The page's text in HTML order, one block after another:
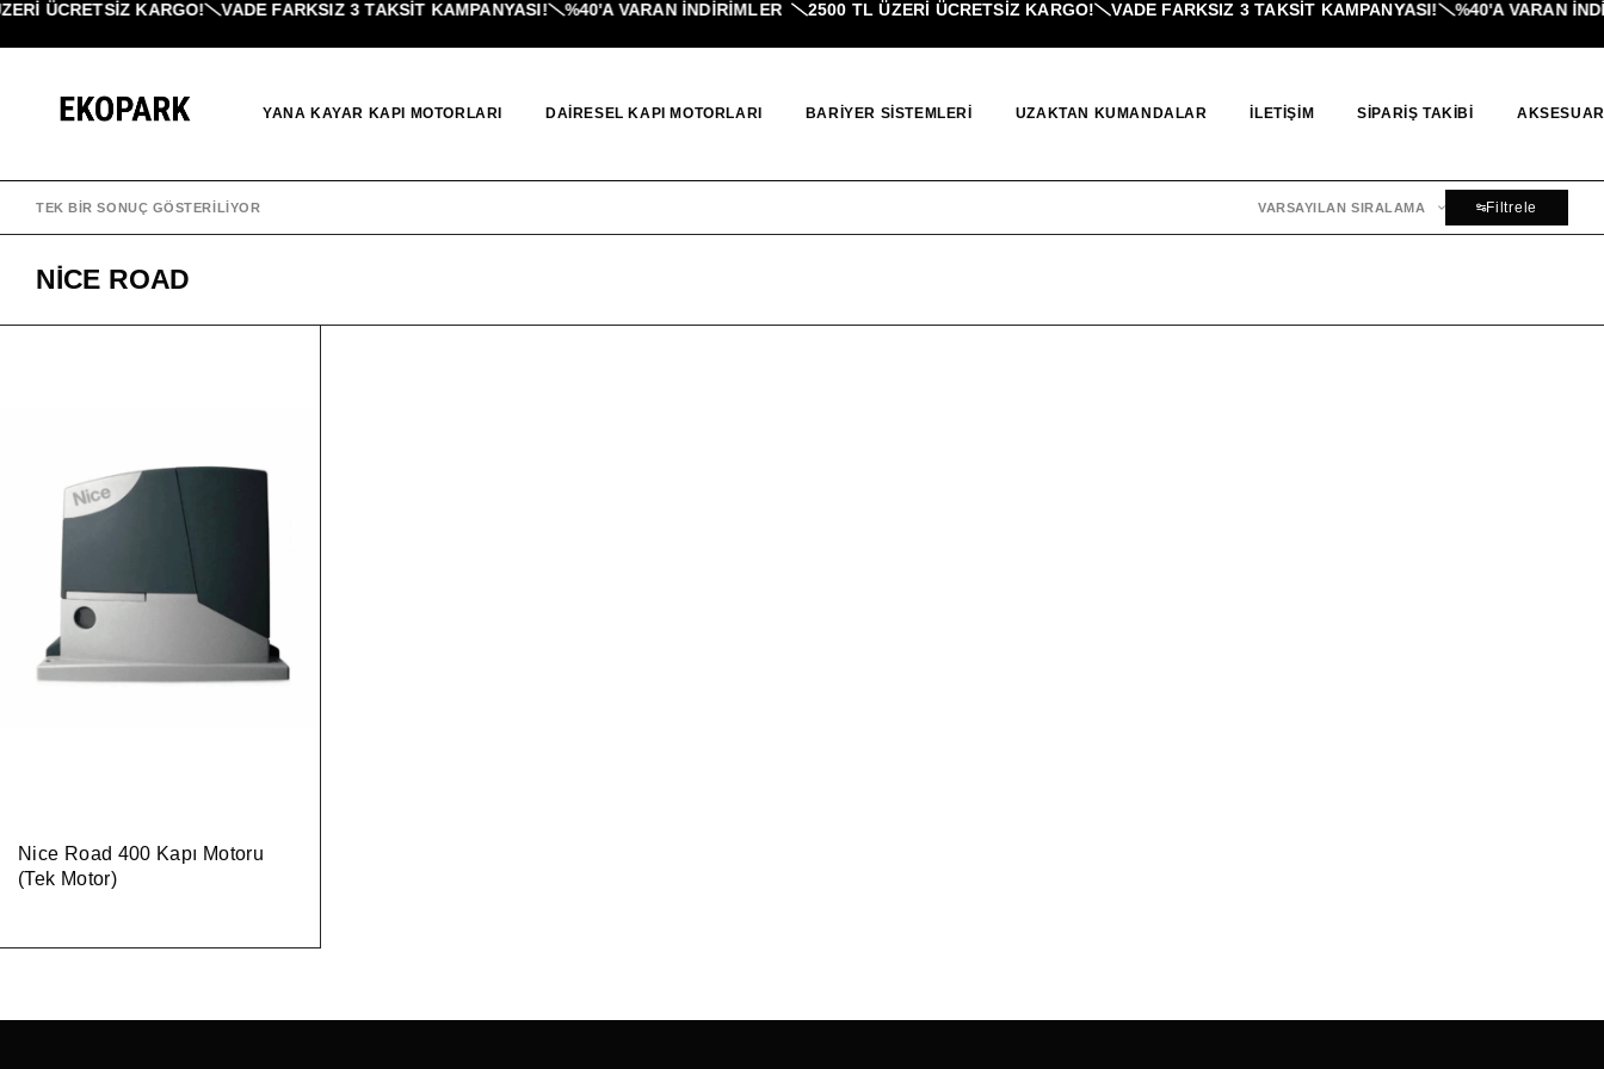
ÜCRETSİZ KARGO! VADE FARKSIZ 3 TAKSIT KAMPANYASI! %40'A VARAN İNDIRIMLER 2500 TL ÜZERI ÜCRETSİZ KARGO! VADE FARKSIZ 3 TAKSIT KAMPANYASI! %40'A VARAN
YANA KAYAR KAPI MOTORLARI DAIRESEL KAPI MOTORLARI BARIYER SISTEMLERI UZAKTAN KUMANDALAR İLETIŞIM SIPARIŞ TAKIBI
TEK BIR SONUÇ GÖSTERILIYOR VARSAYILAN SIRALAMA Filtrele
NICE ROAD
Nice Road 400 Kapı Motoru
(Tek Motor)